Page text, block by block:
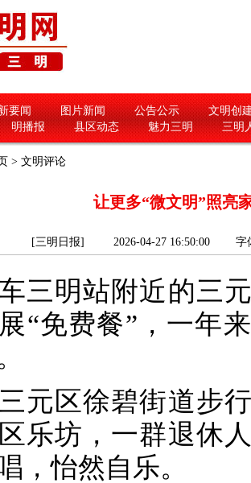
要闻 图片新闻 公告公示
文明创
明播报
县区动态 魅力三明 三明
> 文明评论
让更多“微文明”照亮
[三明日报] 2026-04-27 16:50:00 字
明站附近的三元
“免费餐”，一年
区徐碧街道步行
乐坊，一群退休
，怡然自乐。